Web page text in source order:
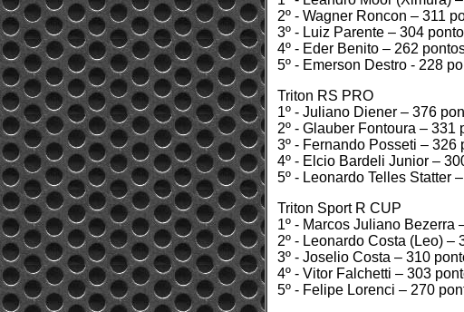
2º - Wagner Roncon – 311
3º - Luiz Parente – 304
4º - Eder Benito – 262
5º - Emerson Destro - 228
Triton RS PRO
1º - Juliano Diener – 376
2º - Glauber Fontoura – 331
3º - Fernando Posseti – 326
4º - Elcio Bardeli Junior –
5º - Leonardo Telles Statter
Triton Sport R CUP
1º - Marcos Juliano Bezerra
2º - Leonardo Costa (Leo) –
3º - Joselio Costa – 310
4º - Vitor Falchetti – 303
5º - Felipe Lorenci – 270